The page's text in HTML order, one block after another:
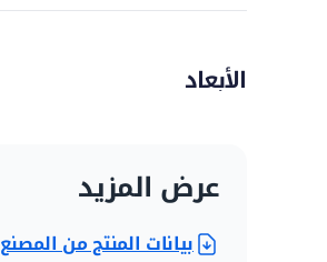
الأبعاد
عرض المزيد
بيانات المنتج من المصنع